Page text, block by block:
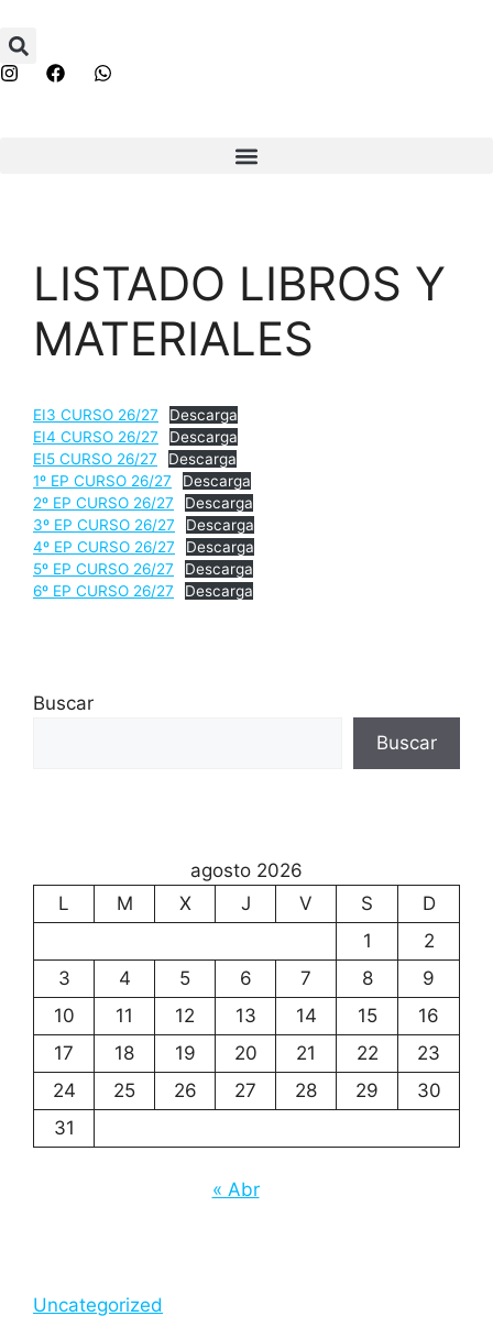
LISTADO LIBROS Y
MATERIALES
EI3 CURSO 26/27
Descarga
EI4 CURSO 26/27
Descarga
EI5 CURSO 26/27
Descarga
1º EP CURSO 26/27
Descarga
2º EP CURSO 26/27
Descarga
3º EP CURSO 26/27
Descarga
4º EP CURSO 26/27
Descarga
5º EP CURSO 26/27
Descarga
6º EP CURSO 26/27
Descarga
Buscar
Buscar
agosto 2026
L
M X J V S
D
1
2
3
4 5 6 7 8
9
10
11 12 13 14 15
16
17
18 19 20 21 22
23
24
25 26 27 28 29
30
31
« Abr
Uncategorized